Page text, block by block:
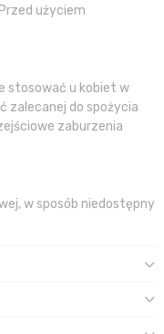
użyciem
stosować u kobiet w
zalecanej do spożycia
zaburzenia
w sposób niedostępny